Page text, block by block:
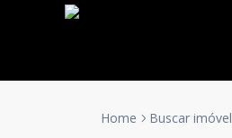
Home Buscar imóvel